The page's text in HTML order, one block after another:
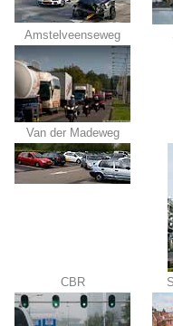
Amstelveenseweg
Van der Madeweg
CBR